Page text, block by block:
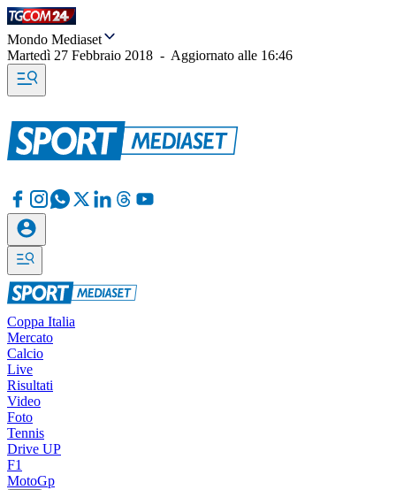
Mondo Mediaset
Martedì 27 Febbraio 2018 - Aggiornato alle 16:46
Coppa Italia
Mercato
Calcio
Live
Risultati
Video
Foto
Tennis
Drive UP
F1
MotoGp